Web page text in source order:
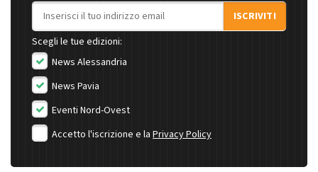
Indirizzo email
ISCRIVITI
Scegli le tue edizioni:
News Alessandria
News Pavia
Eventi Nord-Ovest
Accetto l'iscrizione e la Privacy Policy